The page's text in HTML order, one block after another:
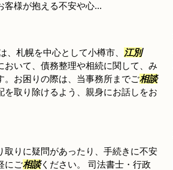
客様が抱える不安や心...
札幌を中心として小樽市、
江別
いて、債務整理や相続に関して、み
。お困りの際は、当事務所までご相談
を取り除けるよう、親身にお話しをお
りに疑問があったり、手続きに不安
にご相談ください。 司法書士・行政